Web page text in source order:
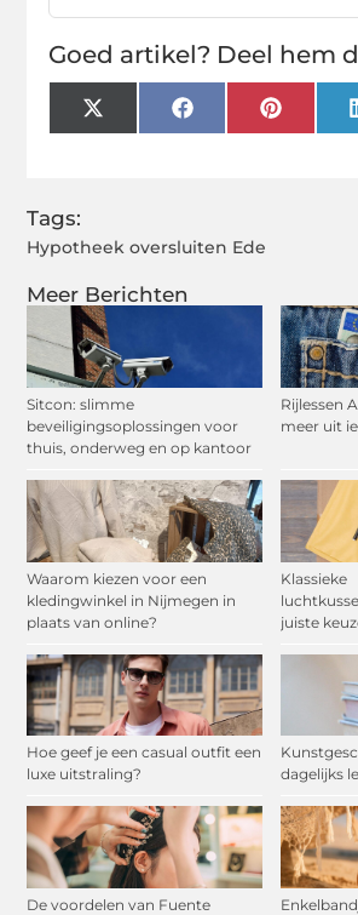
Meer Berichten
Sitcon: slimme
beveiligingsoplossingen voor
thuis, onderweg en op kantoor
Rijlessen
meer uit
Waarom kiezen voor een
kledingwinkel in Nijmegen in
plaats van online?
Klassieke
juiste
Hoe geef je een casual outfit een
luxe uitstraling?
dagelijks
De voordelen van Fuente
Goed artikel? Deel hem
X
(Twitter)
Facebook
Tags:
Hypotheek oversluiten Ede